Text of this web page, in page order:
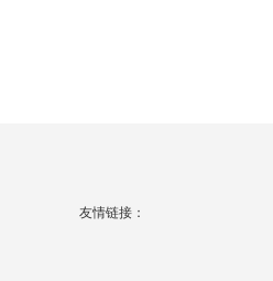
友情链接：